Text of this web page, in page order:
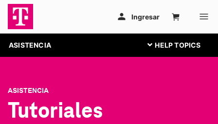
ASISTENCIA
ASISTENCIA
Tutoriales